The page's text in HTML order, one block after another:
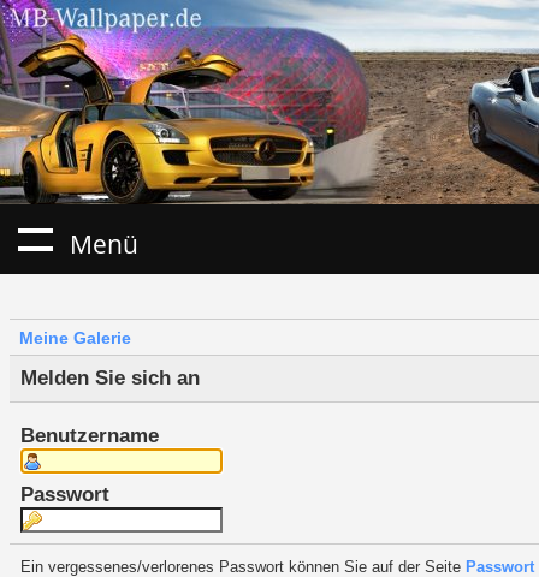
Menü
Meine Galerie
Melden Sie sich an
Benutzername
Passwort
Ein vergessenes/verlorenes Passwort können Sie auf der Seite